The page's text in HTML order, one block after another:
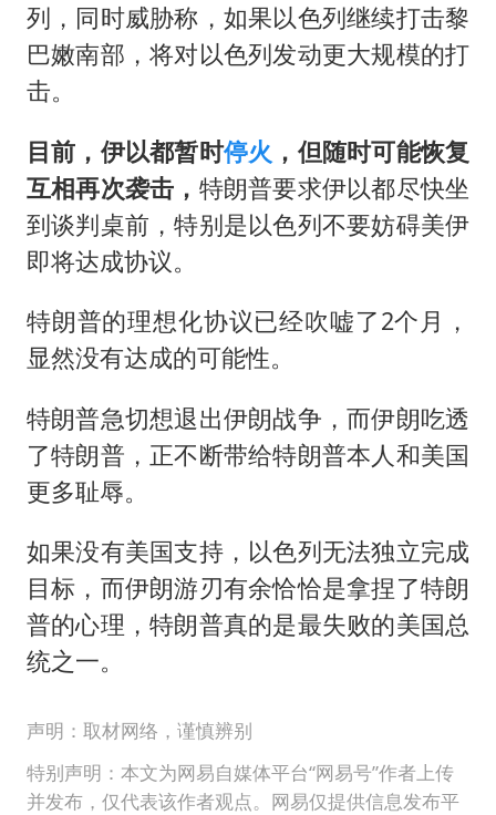
列，同时威胁称，如果以色列继续打击黎
巴嫩南部，将对以色列发动更大规模的打
击。
目前，伊以都暂时停火 ，但随时可能恢复
互相再次袭击， 特朗普要求伊以都尽快坐
到谈判桌前，特别是以色列不要妨碍美伊
即将达成协议。
特朗普的理想化协议已经吹嘘了2个月，
显然没有达成的可能性。
特朗普急切想退出伊朗战争，而伊朗吃透
了特朗普，正不断带给特朗普本人和美国
更多耻辱。
如果没有美国支持，以色列无法独立完成
目标，而伊朗游刃有余恰恰是拿捏了特朗
普的心理，特朗普真的是最失败的美国总
统之一。
声明：取材网络，谨慎辨别
特别声明：本文为网易自媒体平台“网易号”作者上传
并发布，仅代表该作者观点。网易仅提供信息发布平